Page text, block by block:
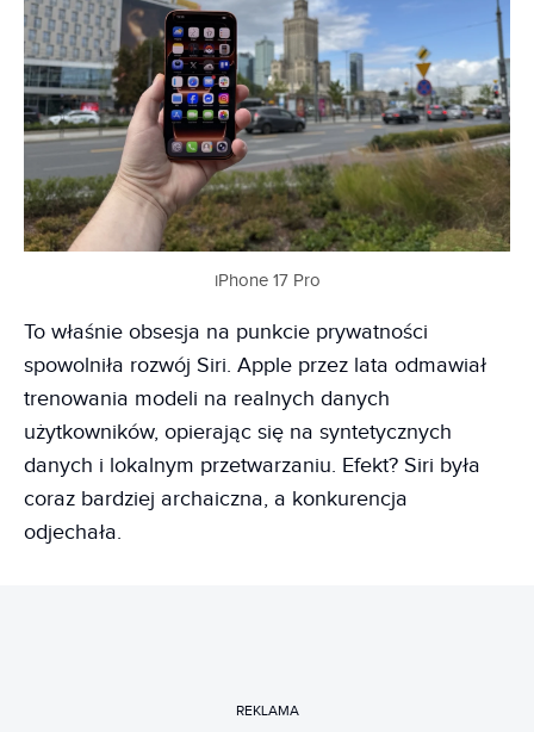
iPhone 17 Pro
To właśnie obsesja na punkcie prywatności
spowolniła rozwój Siri. Apple przez lata odmawiał
trenowania modeli na realnych danych
użytkowników, opierając się na syntetycznych
danych i lokalnym przetwarzaniu. Efekt? Siri była
coraz bardziej archaiczna, a konkurencja
odjechała.
REKLAMA